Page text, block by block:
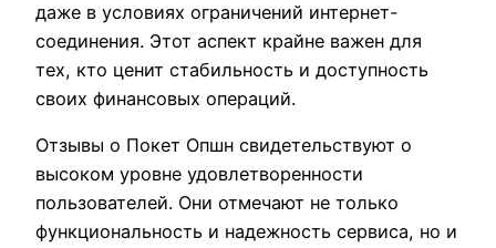
даже в условиях ограничений интернет-
соединения. Этот аспект крайне важен для
тех, кто ценит стабильность и доступность
своих финансовых операций.
Отзывы о Покет Опшн свидетельствуют о
высоком уровне удовлетворенности
пользователей. Они отмечают не только
функциональность и надежность сервиса, но и